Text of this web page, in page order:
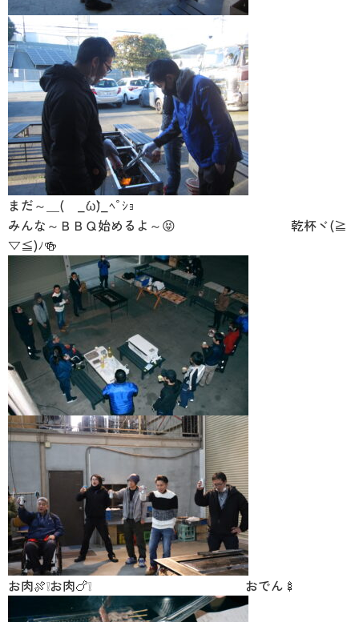
まだ～＿( _´ω`)_ﾍﾟｼｮ
みんな～ＢＢＱ始めるよ～😝 乾杯ヾ(≧
▽≦)ﾉ🍻
お肉🍖❕お肉🍗❕ おでん🍢